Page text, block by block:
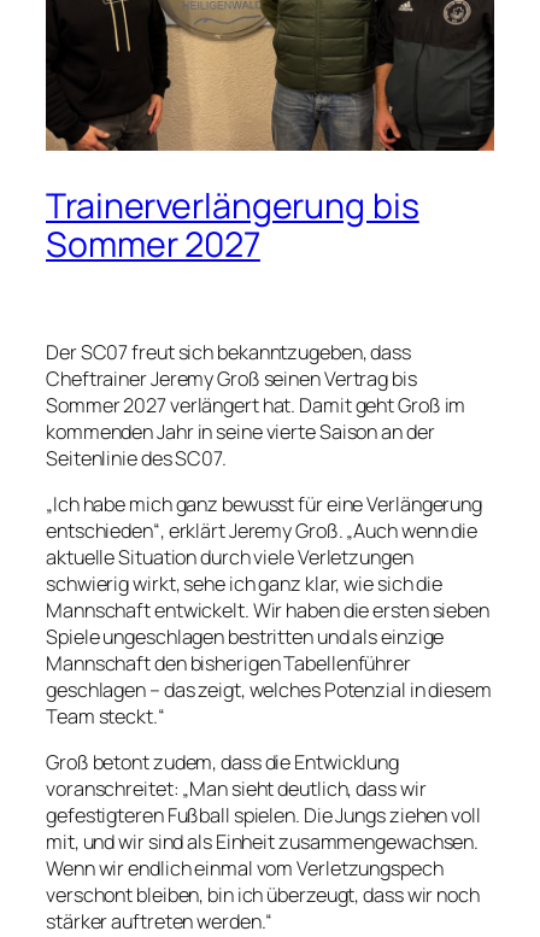
Trainerverlängerung bis
Sommer 2027
DerSC07 freut sich bekanntzugeben, dass
Cheftrainer Jeremy Groß seinen Vertrag bis
Sommer 2027 verlängert hat. Damit geht Groß im
kommenden Jahr in seine vierte Saison an der
Seitenlinie des SC07.
„Ich habe mich ganz bewusst für eine Verlängerung
entschieden“, erklärt Jeremy Groß. „Auch wenn die
aktuelle Situation durch viele Verletzungen
schwierig wirkt, sehe ich ganz klar, wie sich die
Mannschaft entwickelt. Wir haben die ersten sieben
Spiele ungeschlagen bestritten und als einzige
Mannschaft den bisherigen Tabellenführer
geschlagen – das zeigt, welches Potenzial in diesem
Team steckt.“
Groß betont zudem, dass die Entwicklung
voranschreitet: „Man sieht deutlich, dass wir
gefestigteren Fußball spielen. Die Jungs ziehen voll
mit, und wir sind als Einheit zusammengewachsen.
Wenn wir endlich einmal vom Verletzungspech
verschont bleiben, bin ich überzeugt, dass wir noch
stärker auftreten werden.“